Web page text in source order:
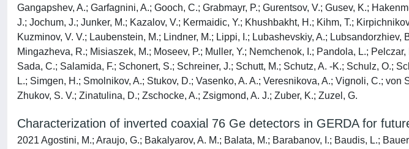
Gangapshev, A.; Garfagnini, A.; Gooch, C.; Grabmayr, P.; Gurentsov, V.; Gusev, K.;
J.; Jochum, J.; Junker, M.; Kazalov, V.; Kermaidic, Y.; Khushbakht, H.; Kihm, T.;
Kuzminov, V. V.; Laubenstein, M.; Lindner, M.; Lippi, I.; Lubashevskiy, A.;
Mingazheva, R.; Misiaszek, M.; Moseev, P.; Muller, Y.; Nemchenok, I.; Pandola, L.;
Sada, C.; Salamida, F.; Schonert, S.; Schreiner, J.; Schutt, M.; Schutz, A. -K.; Schulz, O.;
L.; Simgen, H.; Smolnikov, A.; Stukov, D.; Vasenko, A. A.; Veresnikova, A.; Vignoli, C.;
Zhukov, S. V.; Zinatulina, D.; Zschocke, A.; Zsigmond, A. J.; Zuber, K.; Zuzel, G.
Characterization of inverted coaxial 76 Ge detectors in GERDA for
2021 Agostini, M.; Araujo, G.; Bakalyarov, A. M.; Balata, M.; Barabanov, I.; Baudis, L.;